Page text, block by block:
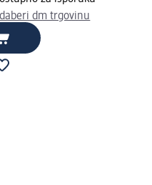
dm trgovinu